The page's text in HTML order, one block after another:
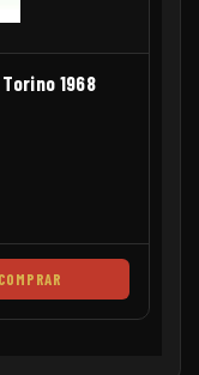
1968
COMPRAR